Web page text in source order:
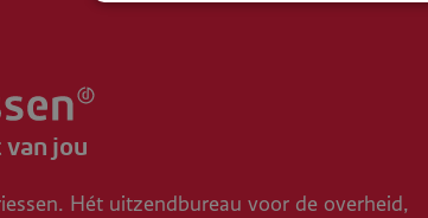
jou
Hét uitzendbureau voor de overheid,